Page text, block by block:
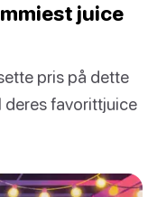
juice
pris på dette
deres favorittjuice